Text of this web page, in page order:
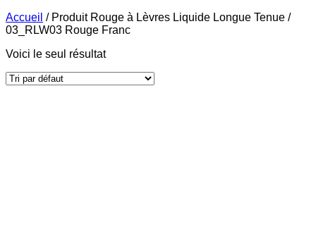
Accueil /Produit Rouge à Lèvres Liquide Longue Tenue /
03_RLW03 Rouge Franc
Voici le seul résultat